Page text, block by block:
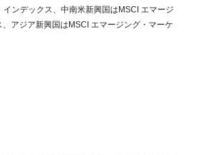
ンデックス、中南米新興国はMSCI エマージ
アジア新興国はMSCI エマージング・マーケ